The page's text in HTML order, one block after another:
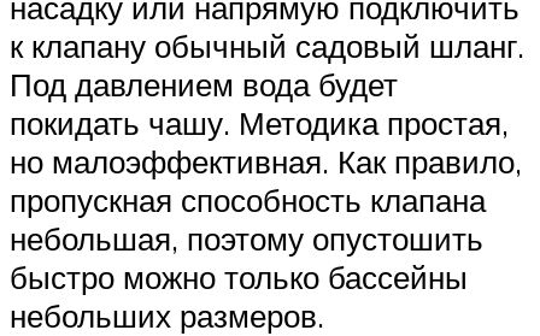
к клапану обычный садовый шланг.
Под давлением вода будет
покидать чашу. Методика простая,
но малоэффективная. Как правило,
пропускная способность клапана
небольшая, поэтому опустошить
быстро можно только бассейны
небольших размеров.